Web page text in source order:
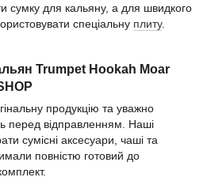
сумку для кальяну, а для швидкого
спеціальну плиту.
Trumpet Hookah Moar
продукцію та уважно
перед відправленням. Наші
сумісні аксесуари, чаші та
повністю готовий до